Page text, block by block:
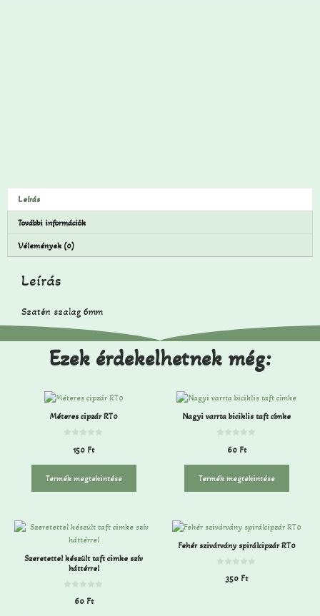
Leírás
További információk
Vélemények (0)
Leírás
Szatén szalag 6mm
Ezek érdekelhetnek még:
Méteres cipzár RT0
5
b
l
150 Ft
Termék megtekintése
Nagyi varrta biciklis taft címke
5
b
l
60 Ft
Termék megtekintése
Szeretettel készült taft cimke szív
háttérrel
60 Ft
Fehér szivárvány spirálcipzár RT0
350 Ft